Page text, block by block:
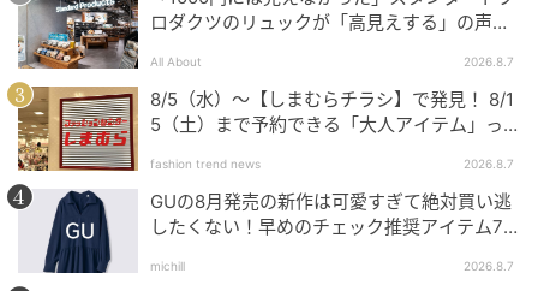
出典：and ST
ロダクツのリュックが「高見えする」の声。
All About 2026.8.7
8/5（水）〜【しまむらチラシ】で発見！ 8/1
5（土）まで予約できる「大人アイテム」っ
fashion trend news 2026.8.7
GUの8月発売の新作は可愛すぎて絶対買い逃
したくない！早めのチェック推奨アイテム7
michill 2026.8.7